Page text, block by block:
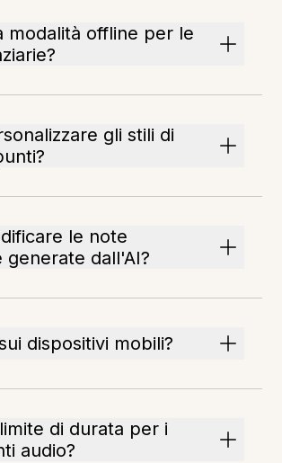
modalità offline per le
gli stili di
le note
generate dall'AI?
dispositivi mobili?
di durata per i
audio?